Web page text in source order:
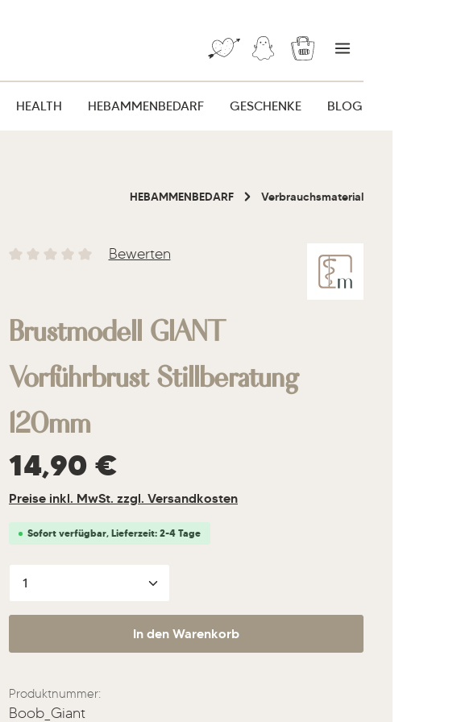
Warenkorb enthält 0
HEALTH HEBAMMENBEDARF GESCHENKE BLOG
HEBAMMENBEDARF Verbrauchsmaterial
Durchschnittliche Bewertung von 0 von 5 Sternen
Bewerten
Brustmodell GIANT
Vorführbrust Stillberatung
120mm
Regulärer Preis:
14,90 €
Preise inkl. MwSt. zzgl. Versandkosten
Sofort verfügbar, Lieferzeit: 2-4 Tage
Produkt Anzahl: Gib den gewünschten Wert ein
In den Warenkorb
Produktnummer:
Boob_Giant